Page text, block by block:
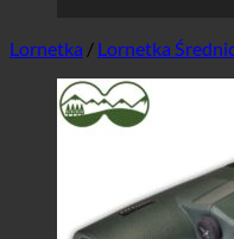
Lornetka / Lornetka